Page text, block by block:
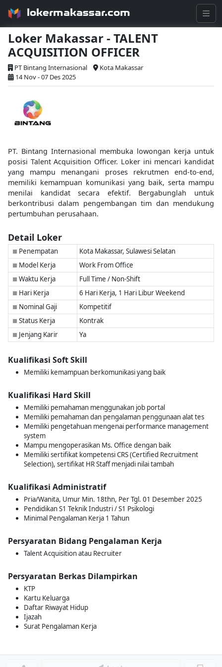
lokermakassar.com
Loker Makassar - TALENT
ACQUISITION OFFICER
PT Bintang Internasional
Kota Makassar
14 Nov - 07 Des 2025
PT. Bintang Internasional membuka lowongan kerja untuk
posisi Talent Acquisition Officer. Loker ini mencari kandidat
yang mampu menangani proses rekrutmen end-to-end,
memiliki kemampuan komunikasi yang baik, serta mampu
menilai kandidat secara efektif. Bergabunglah untuk
berkontribusi dalam pengembangan tim dan mendukung
pertumbuhan perusahaan.
Detail Loker
■ Penempatan Kota Makassar, Sulawesi Selatan
■ Model Kerja Work From Office
■ Waktu Kerja Full Time / Non-Shift
■ Hari Kerja 6 Hari Kerja, 1 Hari Libur Weekend
■ Nominal Gaji Kompetitif
■ Status Kerja Kontrak
■ Jenjang Karir Ya
Kualifikasi Soft Skill
Memiliki kemampuan berkomunikasi yang baik
Kualifikasi Hard Skill
Memiliki pemahaman menggunakan job portal
Memiliki pemahaman dan pengalaman penggunaan alat tes
Memiliki pengetahuan mengenai performance management
system
Mampu mengoperasikan Ms. Office dengan baik
Memiliki sertifikat kompetensi CRS (Certified Recruitment
Selection), sertifikat HR Staff menjadi nilai tambah
Kualifikasi Administratif
Pria/Wanita, Umur Min. 18thn, Per Tgl. 01 Desember 2025
Pendidikan S1 Teknik Industri / S1 Psikologi
Minimal Pengalaman Kerja 1 Tahun
Persyaratan Bidang Pengalaman Kerja
Talent Acquisition atau Recruiter
Persyaratan Berkas Dilampirkan
KTP
Kartu Keluarga
Daftar Riwayat Hidup
Ijazah
Surat Pengalaman Kerja